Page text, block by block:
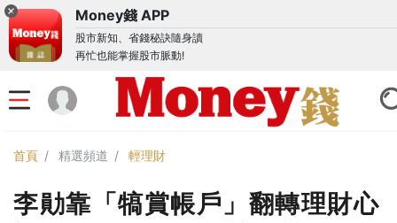
Money錢 APP
股市新知、省錢秘訣隨身讀
再忙也能掌握股市脈動!
首頁 精選頻道 輕理財
李勛靠「犒賞帳戶」翻轉理財心